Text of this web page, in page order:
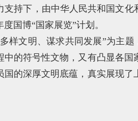
支持下，由中华人民共和国文
国博“国家展览”计划。
样文明、谋求共同发展”为主
中的符号性文物，又有凸显各
的深厚文明底蕴，真实展现